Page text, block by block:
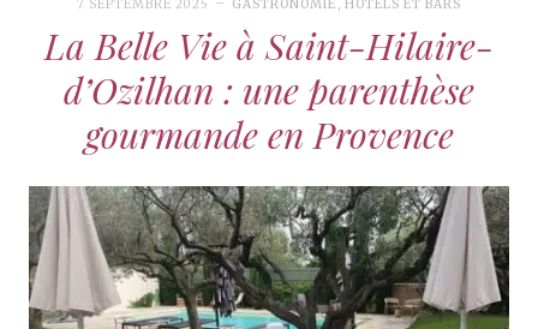
7 SEPTEMBRE 2025 GASTRONOMIE , HÔTELS ET BARS
La Belle Vie à Saint-Hilaire-
d’Ozilhan : une parenthèse
gourmande en Provence